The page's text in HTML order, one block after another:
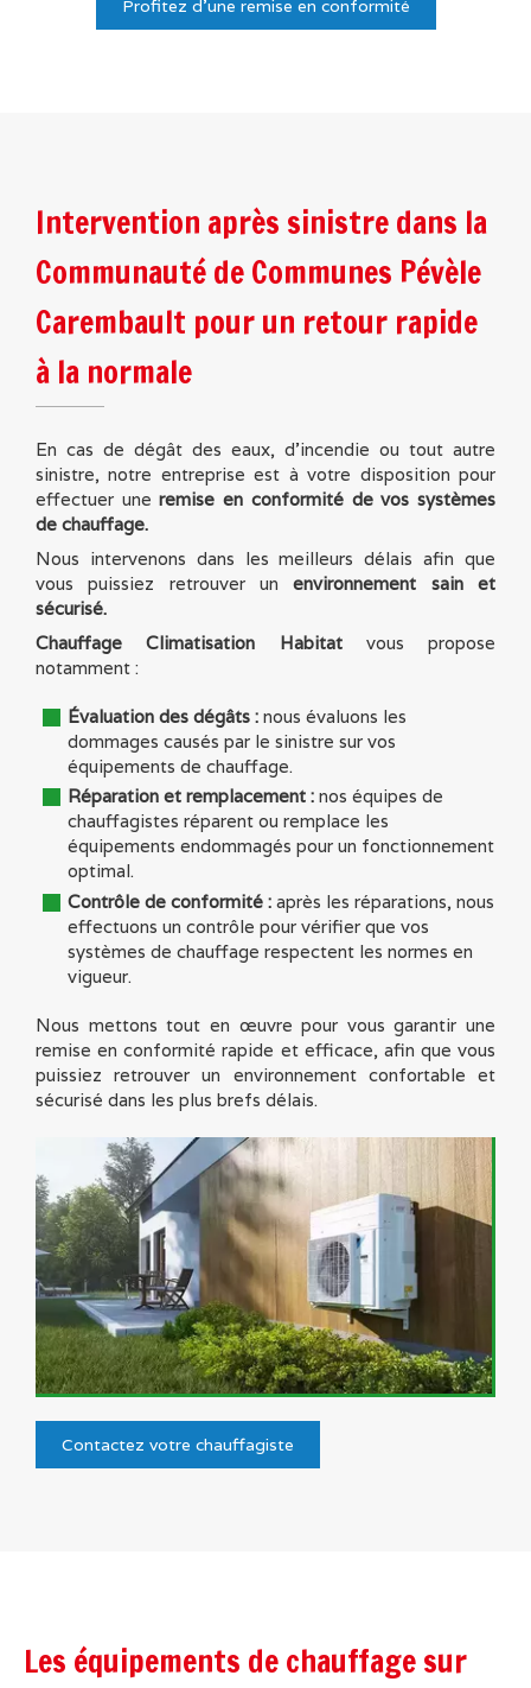
Profitez d'une remise en conformité
Intervention après sinistre dans la
Communauté de Communes Pévèle
Carembault pour un retour rapide
à la normale
En cas de dégât des eaux, d'incendie ou tout autre
sinistre, notre entreprise est à votre disposition pour
effectuer uneremise en conformité de vos systèmes
de chauffage.
Nous intervenons dans les meilleurs délais afin que
vous puissiez retrouver unenvironnement sain et
sécurisé.
Chauffage Climatisation Habitatvous propose
notamment :
Évaluation des dégâts : nous évaluons les
dommages causés par le sinistre sur vos
équipements de chauffage.
Réparation et remplacement : nos équipes de
chauffagistes réparent ou remplace les
équipements endommagés pour un fonctionnement
optimal.
Contrôle de conformité : après les réparations, nous
effectuons un contrôle pour vérifier que vos
systèmes de chauffage respectent les normes en
vigueur.
Nous mettons tout en œuvre pour vous garantir une
remise en conformité rapide et efficace, afin que vous
puissiez retrouver un environnement confortable et
sécurisé dans les plus brefs délais.
Contactez votre chauffagiste
Les équipements de chauffage sur